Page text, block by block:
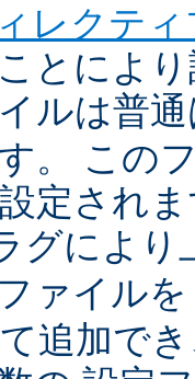
レクティ
とによ
ルは普
。 この
定され
グにより
ァイル
追加で